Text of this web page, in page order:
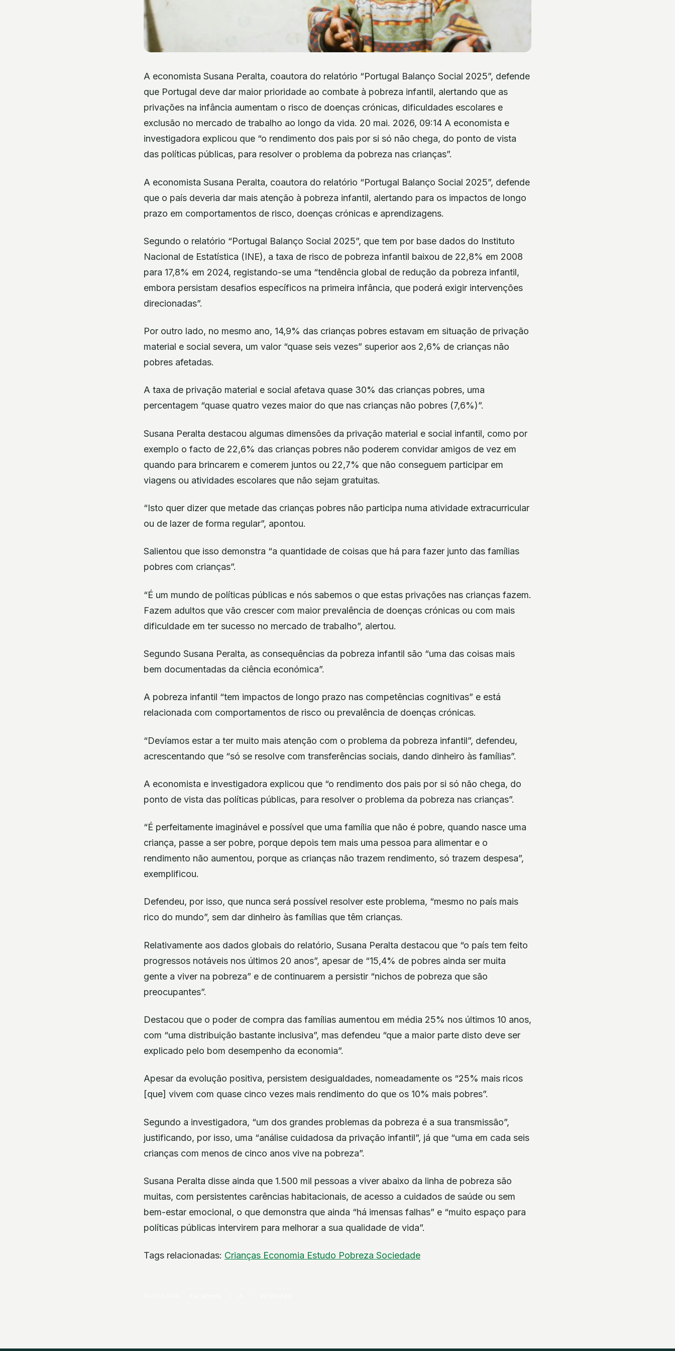
A economista Susana Peralta, coautora do relatório “Portugal Balanço Social 2025”, defende
que Portugal deve dar maior prioridade ao combate à pobreza infantil, alertando que as
privações na infância aumentam o risco de doenças crónicas, dificuldades escolares e
exclusão no mercado de trabalho ao longo da vida. 20 mai. 2026, 09:14 A economista e
investigadora explicou que “o rendimento dos pais por si só não chega, do ponto de vista
das políticas públicas, para resolver o problema da pobreza nas crianças”.
A economista Susana Peralta, coautora do relatório “Portugal Balanço Social 2025”, defende
que o país deveria dar mais atenção à pobreza infantil, alertando para os impactos de longo
prazo em comportamentos de risco, doenças crónicas e aprendizagens.
Segundo o relatório “Portugal Balanço Social 2025”, que tem por base dados do Instituto
Nacional de Estatística (INE), a taxa de risco de pobreza infantil baixou de 22,8% em 2008
para 17,8% em 2024, registando-se uma “tendência global de redução da pobreza infantil,
embora persistam desafios específicos na primeira infância, que poderá exigir intervenções
direcionadas”.
Por outro lado, no mesmo ano, 14,9% das crianças pobres estavam em situação de privação
material e social severa, um valor “quase seis vezes” superior aos 2,6% de crianças não
pobres afetadas.
A taxa de privação material e social afetava quase 30% das crianças pobres, uma
percentagem “quase quatro vezes maior do que nas crianças não pobres (7,6%)”.
Susana Peralta destacou algumas dimensões da privação material e social infantil, como por
exemplo o facto de 22,6% das crianças pobres não poderem convidar amigos de vez em
quando para brincarem e comerem juntos ou 22,7% que não conseguem participar em
viagens ou atividades escolares que não sejam gratuitas.
“Isto quer dizer que metade das crianças pobres não participa numa atividade extracurricular
ou de lazer de forma regular”, apontou.
Salientou que isso demonstra “a quantidade de coisas que há para fazer junto das famílias
pobres com crianças”.
“É um mundo de políticas públicas e nós sabemos o que estas privações nas crianças fazem.
Fazem adultos que vão crescer com maior prevalência de doenças crónicas ou com mais
dificuldade em ter sucesso no mercado de trabalho”, alertou.
Segundo Susana Peralta, as consequências da pobreza infantil são “uma das coisas mais
bem documentadas da ciência económica”.
A pobreza infantil “tem impactos de longo prazo nas competências cognitivas” e está
relacionada com comportamentos de risco ou prevalência de doenças crónicas.
“Devíamos estar a ter muito mais atenção com o problema da pobreza infantil”, defendeu,
acrescentando que “só se resolve com transferências sociais, dando dinheiro às famílias”.
A economista e investigadora explicou que “o rendimento dos pais por si só não chega, do
ponto de vista das políticas públicas, para resolver o problema da pobreza nas crianças”.
“É perfeitamente imaginável e possível que uma família que não é pobre, quando nasce uma
criança, passe a ser pobre, porque depois tem mais uma pessoa para alimentar e o
rendimento não aumentou, porque as crianças não trazem rendimento, só trazem despesa”,
exemplificou.
Defendeu, por isso, que nunca será possível resolver este problema, “mesmo no país mais
rico do mundo”, sem dar dinheiro às famílias que têm crianças.
Relativamente aos dados globais do relatório, Susana Peralta destacou que “o país tem feito
progressos notáveis nos últimos 20 anos”, apesar de “15,4% de pobres ainda ser muita
gente a viver na pobreza” e de continuarem a persistir “nichos de pobreza que são
preocupantes”.
Destacou que o poder de compra das famílias aumentou em média 25% nos últimos 10 anos,
com “uma distribuição bastante inclusiva”, mas defendeu “que a maior parte disto deve ser
explicado pelo bom desempenho da economia”.
Apesar da evolução positiva, persistem desigualdades, nomeadamente os “25% mais ricos
[que] vivem com quase cinco vezes mais rendimento do que os 10% mais pobres”.
Segundo a investigadora, “um dos grandes problemas da pobreza é a sua transmissão”,
justificando, por isso, uma “análise cuidadosa da privação infantil”, já que “uma em cada seis
crianças com menos de cinco anos vive na pobreza”.
Susana Peralta disse ainda que 1.500 mil pessoas a viver abaixo da linha de pobreza são
muitas, com persistentes carências habitacionais, de acesso a cuidados de saúde ou sem
bem-estar emocional, o que demonstra que ainda “há imensas falhas” e “muito espaço para
políticas públicas intervirem para melhorar a sua qualidade de vida”.
Tags relacionadas: Crianças Economia Estudo Pobreza Sociedade